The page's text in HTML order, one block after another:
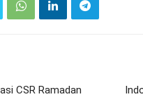
CSR Ramadan